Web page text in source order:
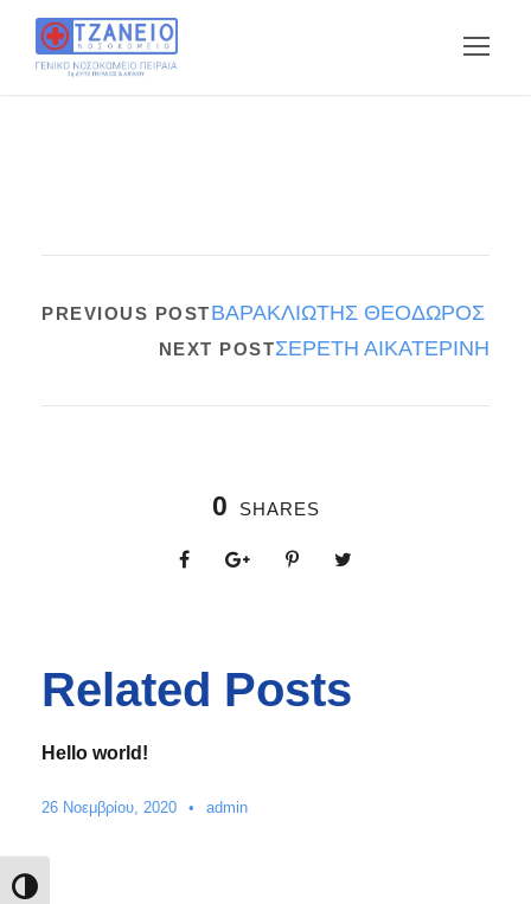
Εναλλαγή Υψηλής Αντίθεσης
PREVIOUS POSTΒΑΡΑΚΛΙΩΤΗΣ ΘΕΟΔΩΡΟΣ
NEXT POSTΣΕΡΕΤΗ ΑΙΚΑΤΕΡΙΝΗ
0 SHARES
Related Posts
Hello world!
26 Νοεμβρίου, 2020 • admin